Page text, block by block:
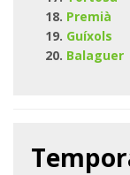
Premià
Guíxols
Balaguer